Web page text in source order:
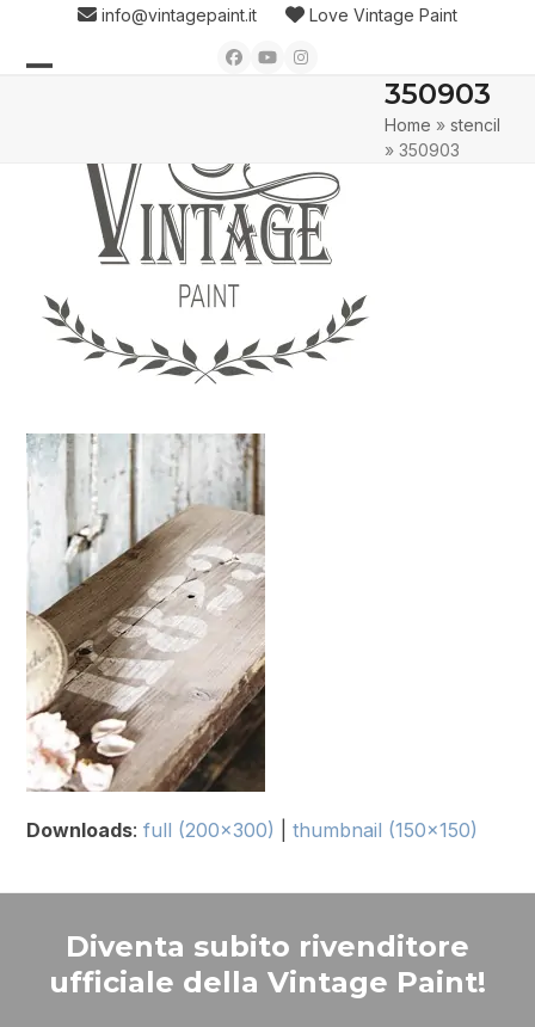
content
info@vintagepaint.it Love Vintage Paint
Facebook
YouTubeInstagram
menu
menu
350903
Home »stencil
»350903
Downloads:full (200x300) |thumbnail (150x150)
Diventa subito rivenditore
ufficiale della Vintage Paint!